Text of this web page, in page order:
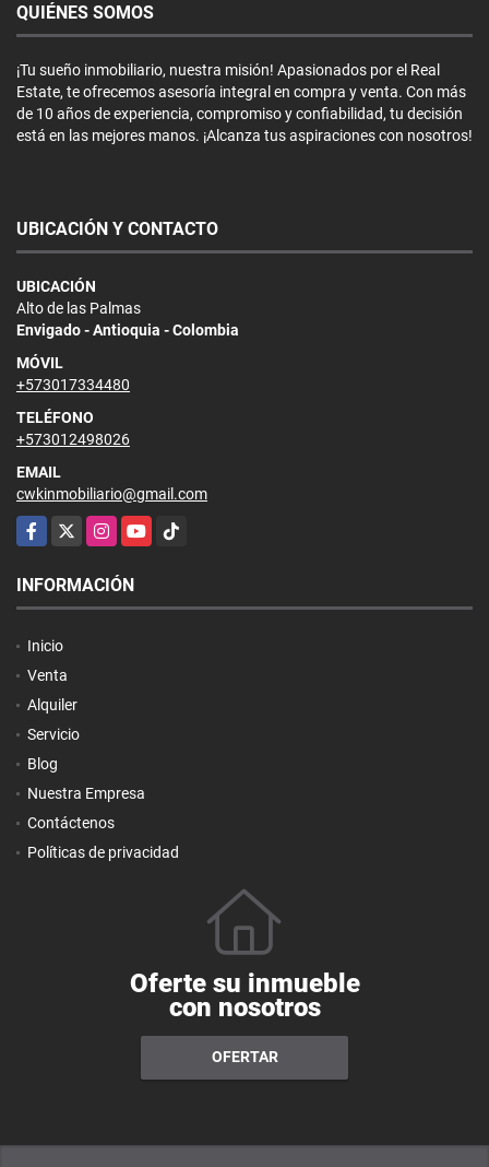
QUIÉNES SOMOS
¡Tu sueño inmobiliario, nuestra misión! Apasionados por el Real
Estate, te ofrecemos asesoría integral en compra y venta. Con más
de 10 años de experiencia, compromiso y confiabilidad, tu decisión
está en las mejores manos. ¡Alcanza tus aspiraciones con nosotros!
UBICACIÓN Y CONTACTO
UBICACIÓN
Alto de las Palmas
Envigado - Antioquia - Colombia
MÓVIL
+573017334480
TELÉFONO
+573012498026
EMAIL
cwkinmobiliario@gmail.com
Facebook
X InstagramYouTubeTikTok
INFORMACIÓN
Inicio
Venta
Alquiler
Servicio
Blog
Nuestra Empresa
Contáctenos
Políticas de privacidad
Oferte su inmueble
con nosotros
OFERTAR